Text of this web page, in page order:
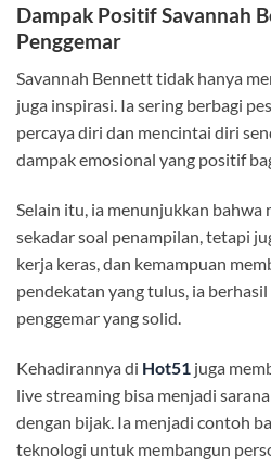
Dampak Positif Savannah
Penggemar
Savannah Bennett tidak hanya
juga inspirasi. Ia sering berbagi
percaya diri dan mencintai diri
dampak emosional yang positif
Selain itu, ia menunjukkan
sekadar soal penampilan, tetapi
kerja keras, dan kemampuan
pendekatan yang tulus, ia
penggemar yang solid.
Kehadirannya di Hot51 juga
live streaming bisa menjadi
dengan bijak. Ia menjadi contoh
teknologi untuk membangun